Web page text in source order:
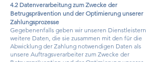
4.2 Datenverarbeitung zum Zwecke der
Betrugsprävention und der Optimierung unserer
Zahlungsprozesse
Gegebenenfalls geben wir unseren Dienstleistern
weitere Daten, die sie zusammen mit den für die
Abwicklung der Zahlung notwendigen Daten als
unsere Auftragsverarbeiter zum Zwecke der